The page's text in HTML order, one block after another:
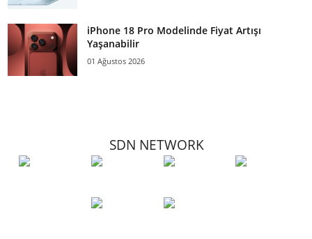
iPhone 18 Pro Modelinde Fiyat Artışı
Yaşanabilir
01 Ağustos 2026
SDN NETWORK